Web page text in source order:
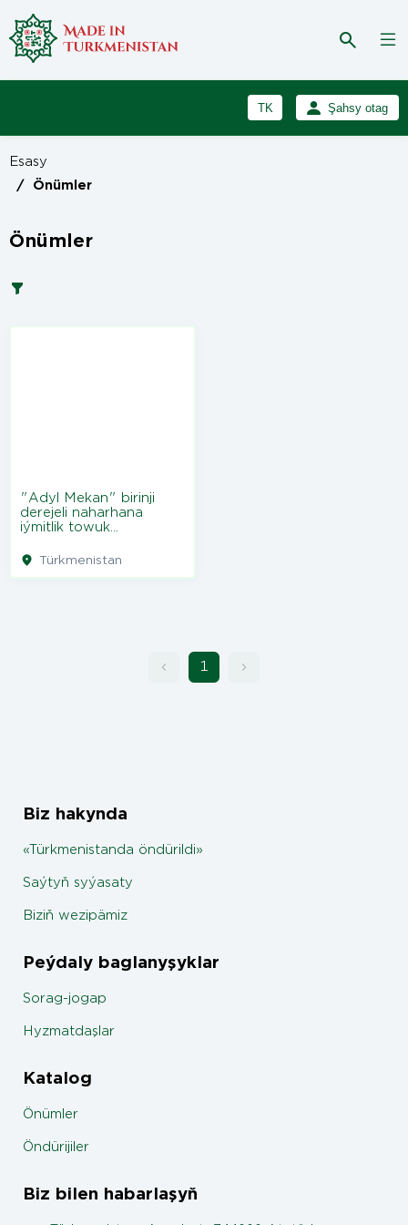
TK
RU
Şahsy otag
Esasy
/ Önümler
Önümler
"Adyl Mekan" birinji
derejeli naharhana
iýmitlik towuk
Türkmenistan
1
Biz hakynda
«Türkmenistanda öndürildi»
Saýtyň syýasaty
Biziň wezipämiz
Peýdaly baglanyşyklar
Sorag-jogap
Hyzmatdaşlar
Katalog
Önümler
Öndürijiler
Biz bilen habarlaşyň